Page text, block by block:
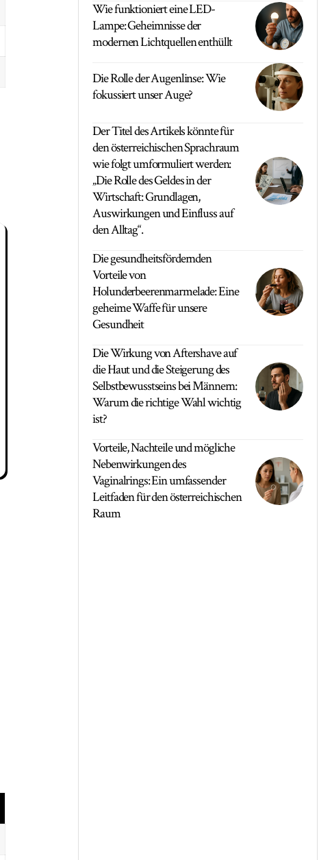
Wie funktioniert eine LED-
Lampe: Geheimnisse der
modernen Lichtquellen enthüllt
Die Rolle der Augenlinse: Wie
fokussiert unser Auge?
Der Titel des Artikels könnte für
den österreichischen Sprachraum
wie folgt umformuliert werden:
„Die Rolle des Geldes in der
Wirtschaft: Grundlagen,
Auswirkungen und Einfluss auf
den Alltag“.
Die gesundheitsfördernden
Vorteile von
Holunderbeerenmarmelade: Eine
geheime Waffe für unsere
Gesundheit
Die Wirkung von Aftershave auf
die Haut und die Steigerung des
Selbstbewusstseins bei Männern:
Warum die richtige Wahl wichtig
ist?
Vorteile, Nachteile und mögliche
Nebenwirkungen des
Vaginalrings: Ein umfassender
Leitfaden für den österreichischen
Raum